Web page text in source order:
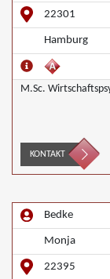
22301
Hamburg
M.Sc.
KONTAKT
Bedke
Monja
22395